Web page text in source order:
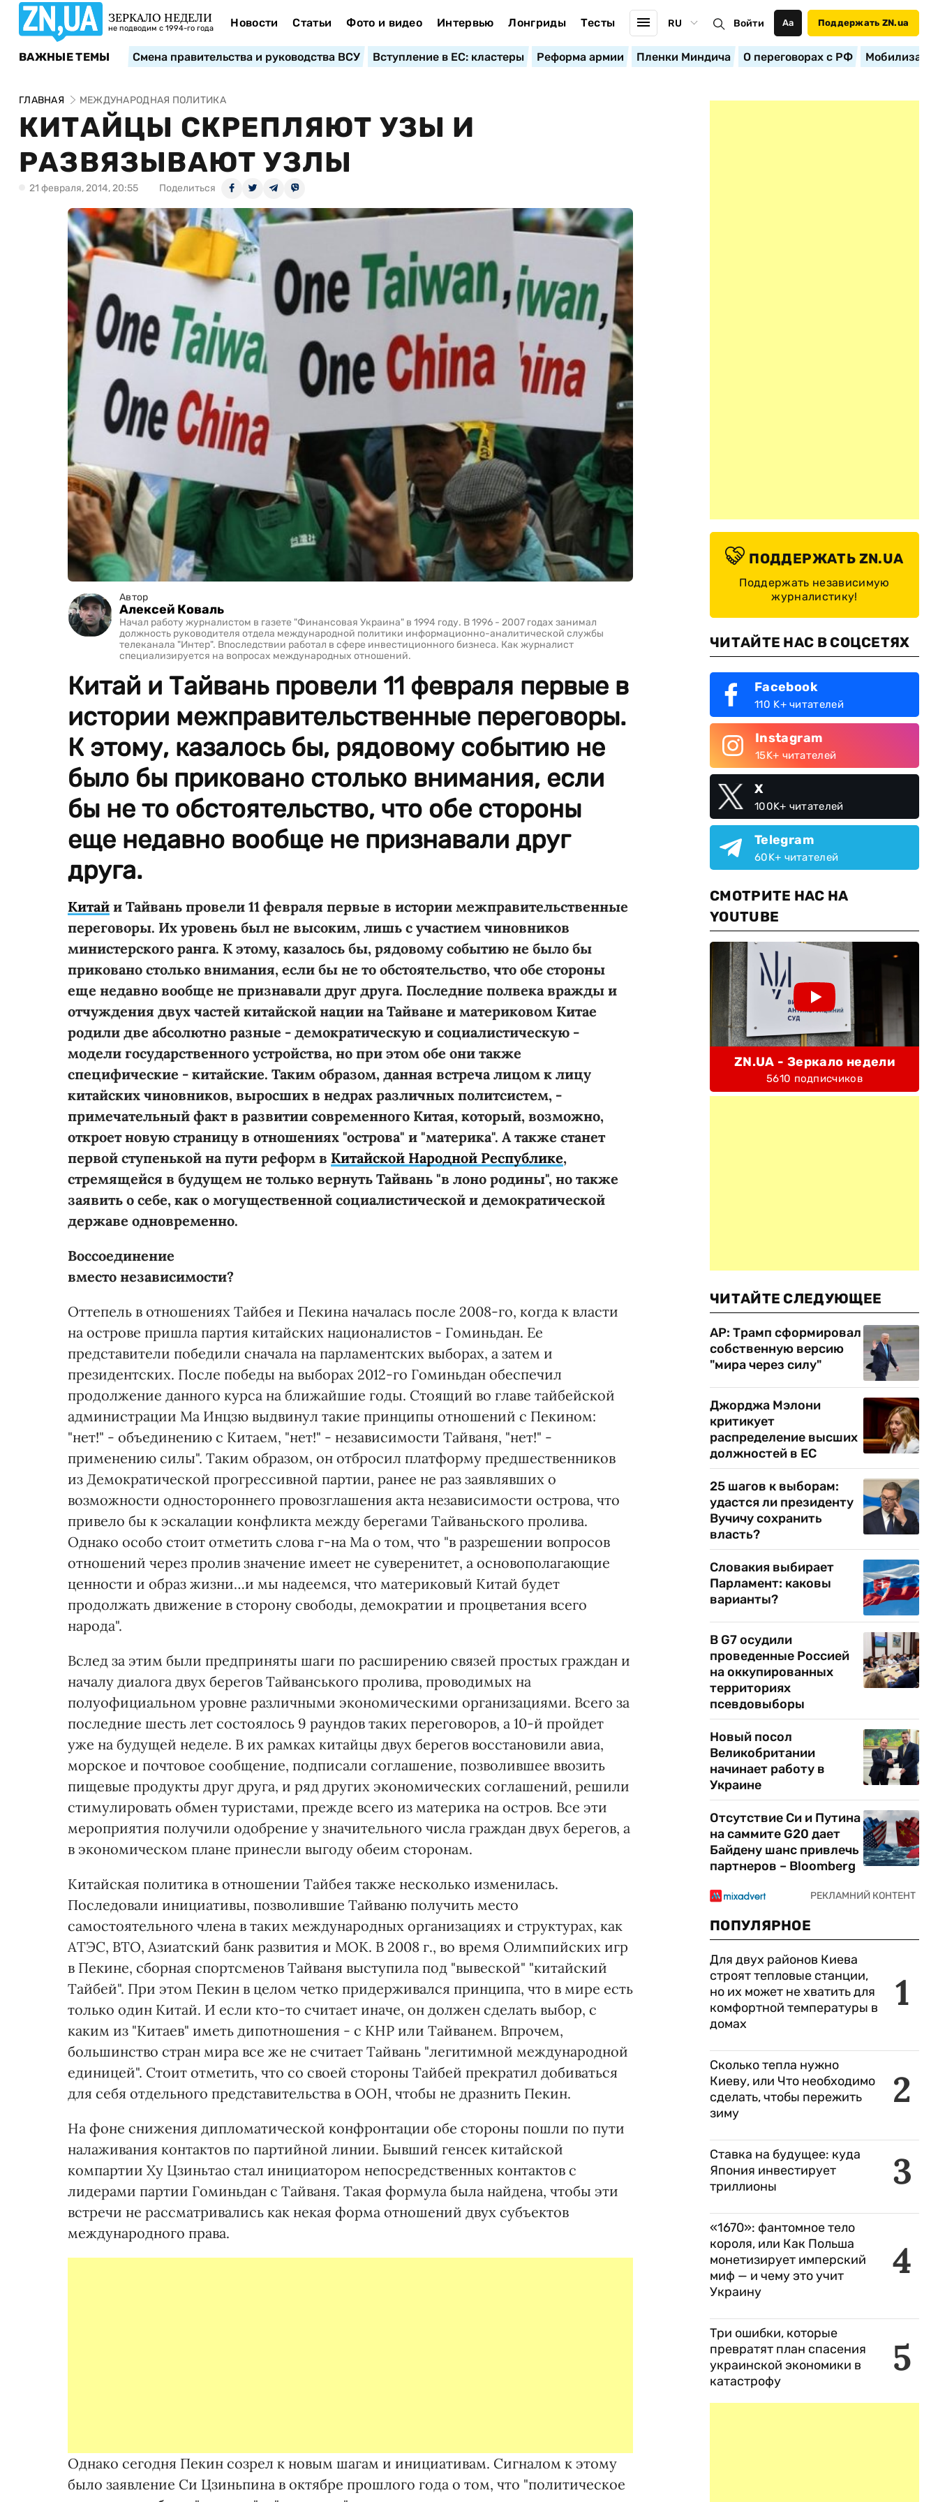
ЗЕРКАЛО НЕДЕЛИ
не подводим с 1994-го года Новости Статьи Фото и видео Интервью Лонгриды Тесты RU Войти Аа Поддержать ZN.ua
ВАЖНЫЕ ТЕМЫ Смена правительства и руководства ВСУ Вступление в ЕС: кластеры Реформа армии Пленки Миндича О переговорах с РФ
ГЛАВНАЯ МЕЖДУНАРОДНАЯ ПОЛИТИКА
КИТАЙЦЫ СКРЕПЛЯЮТ УЗЫ И
РАЗВЯЗЫВАЮТ УЗЛЫ
21 февраля, 2014, 20:55 Поделиться
Автор
Алексей Коваль
Начал работу журналистом в газете "Финансовая Украина" в 1994 году. В 1996 - 2007 годах занимал
должность руководителя отдела международной политики информационно-аналитической службы
телеканала "Интер". Впоследствии работал в сфере инвестиционного бизнеса. Как журналист
специализируется на вопросах международных отношений.
Китай и Тайвань провели 11 февраля первые в
истории межправительственные переговоры.
К этому, казалось бы, рядовому событию не
было бы приковано столько внимания, если
бы не то обстоятельство, что обе стороны
еще недавно вообще не признавали друг
друга.
Китай и Тайвань провели 11 февраля первые в истории межправительственные
переговоры. Их уровень был не высоким, лишь с участием чиновников
министерского ранга. К этому, казалось бы, рядовому событию не было бы
приковано столько внимания, если бы не то обстоятельство, что обе стороны
еще недавно вообще не признавали друг друга. Последние полвека вражды и
отчуждения двух частей китайской нации на Тайване и материковом Китае
родили две абсолютно разные - демократическую и социалистическую -
модели государственного устройства, но при этом обе они также
специфические - китайские. Таким образом, данная встреча лицом к лицу
китайских чиновников, выросших в недрах различных политсистем, -
примечательный факт в развитии современного Китая, который, возможно,
откроет новую страницу в отношениях "острова" и "материка". А также станет
первой ступенькой на пути реформ в Китайской Народной Республике,
стремящейся в будущем не только вернуть Тайвань "в лоно родины", но также
заявить о себе, как о могущественной социалистической и демократической
державе одновременно.
Воссоединение
вместо независимости?
Оттепель в отношениях Тайбея и Пекина началась после 2008-го, когда к власти
на острове пришла партия китайских националистов - Гоминьдан. Ее
представители победили сначала на парламентских выборах, а затем и
президентских. После победы на выборах 2012-го Гоминьдан обеспечил
продолжение данного курса на ближайшие годы. Стоящий во главе тайбейской
администрации Ма Инцзю выдвинул такие принципы отношений с Пекином:
"нет!" - объединению с Китаем, "нет!" - независимости Тайваня, "нет!" -
применению силы". Таким образом, он отбросил платформу предшественников
из Демократической прогрессивной партии, ранее не раз заявлявших о
возможности одностороннего провозглашения акта независимости острова, что
привело бы к эскалации конфликта между берегами Тайваньского пролива.
Однако особо стоит отметить слова г-на Ма о том, что "в разрешении вопросов
отношений через пролив значение имеет не суверенитет, а основополагающие
ценности и образ жизни…и мы надеемся, что материковый Китай будет
продолжать движение в сторону свободы, демократии и процветания всего
народа".
Вслед за этим были предприняты шаги по расширению связей простых граждан и
началу диалога двух берегов Тайванського пролива, проводимых на
полуофициальном уровне различными экономическими организациями. Всего за
последние шесть лет состоялось 9 раундов таких переговоров, а 10-й пройдет
уже на будущей неделе. В их рамках китайцы двух берегов восстановили авиа,
морское и почтовое сообщение, подписали соглашение, позволившее ввозить
пищевые продукты друг друга, и ряд других экономических соглашений, решили
стимулировать обмен туристами, прежде всего из материка на остров. Все эти
мероприятия получили одобрение у значительного числа граждан двух берегов, а
в экономическом плане принесли выгоду обеим сторонам.
Китайская политика в отношении Тайбея также несколько изменилась.
Последовали инициативы, позволившие Тайваню получить место
самостоятельного члена в таких международных организациях и структурах, как
АТЭС, ВТО, Азиатский банк развития и МОК. В 2008 г., во время Олимпийских игр
в Пекине, сборная спортсменов Тайваня выступила под "вывеской" "китайский
Тайбей". При этом Пекин в целом четко придерживался принципа, что в мире есть
только один Китай. И если кто-то считает иначе, он должен сделать выбор, с
каким из "Китаев" иметь дипотношения - с КНР или Тайванем. Впрочем,
большинство стран мира все же не считает Тайвань "легитимной международной
единицей". Стоит отметить, что со своей стороны Тайбей прекратил добиваться
для себя отдельного представительства в ООН, чтобы не дразнить Пекин.
На фоне снижения дипломатической конфронтации обе стороны пошли по пути
налаживания контактов по партийной линии. Бывший генсек китайской
компартии Ху Цзиньтао стал инициатором непосредственных контактов с
лидерами партии Гоминьдан с Тайваня. Такая формула была найдена, чтобы эти
встречи не рассматривались как некая форма отношений двух субъектов
международного права.
Однако сегодня Пекин созрел к новым шагам и инициативам. Сигналом к этому
было заявление Си Цзиньпина в октябре прошлого года о том, что "политическое
ПОДДЕРЖАТЬ ZN.UA
Поддержать независимую
журналистику!
ЧИТАЙТЕ НАС В СОЦСЕТЯХ
Facebook
110 K+ читателей
Instagram
15K+ читателей
X
100K+ читателей
Telegram
60K+ читателей
СМОТРИТЕ НАС НА
YOUTUBE
ZN.UA - Зеркало недели
5610 подписчиков
ЧИТАЙТЕ СЛЕДУЮЩЕЕ
AP: Трамп сформировал
собственную версию
"мира через силу"
Джорджа Мэлони
критикует
распределение высших
должностей в ЕС
25 шагов к выборам:
удастся ли президенту
Вучичу сохранить
власть?
Словакия выбирает
Парламент: каковы
варианты?
В G7 осудили
проведенные Россией
на оккупированных
территориях
псевдовыборы
Новый посол
Великобритании
начинает работу в
Украине
Отсутствие Си и Путина
на саммите G20 дает
Байдену шанс привлечь
партнеров – Bloomberg
ПОПУЛЯРНОЕ
1
Для двух районов Киева
строят тепловые станции,
но их может не хватить для
комфортной температуры в
домах
2
Сколько тепла нужно
Киеву, или Что необходимо
сделать, чтобы пережить
зиму
3
Ставка на будущее: куда
Япония инвестирует
триллионы
4
«1670»: фантомное тело
короля, или Как Польша
монетизирует имперский
миф — и чему это учит
Украину
5
Три ошибки, которые
превратят план спасения
украинской экономики в
катастрофу